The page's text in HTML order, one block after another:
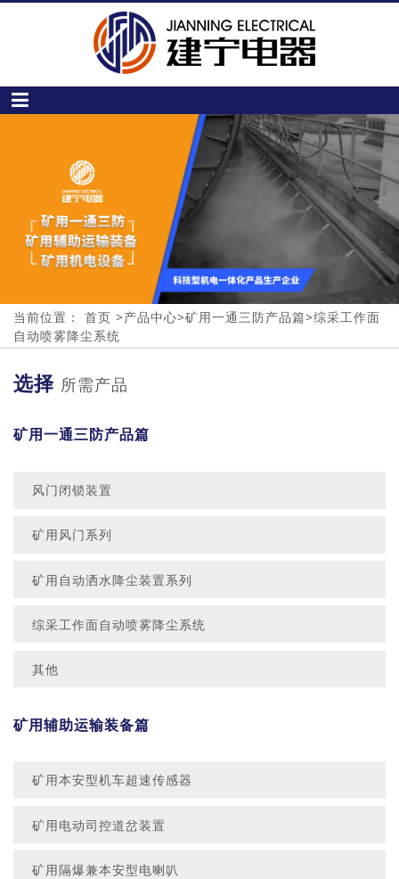
当前位置： 首页 >产品中心>矿用一通三防产品篇>综采工作面
自动喷雾降尘系统
选择 所需产品
矿用一通三防产品篇
风门闭锁装置
矿用风门系列
矿用自动洒水降尘装置系列
综采工作面自动喷雾降尘系统
其他
矿用辅助运输装备篇
矿用本安型机车超速传感器
矿用电动司控道岔装置
矿用隔爆兼本安型电喇叭